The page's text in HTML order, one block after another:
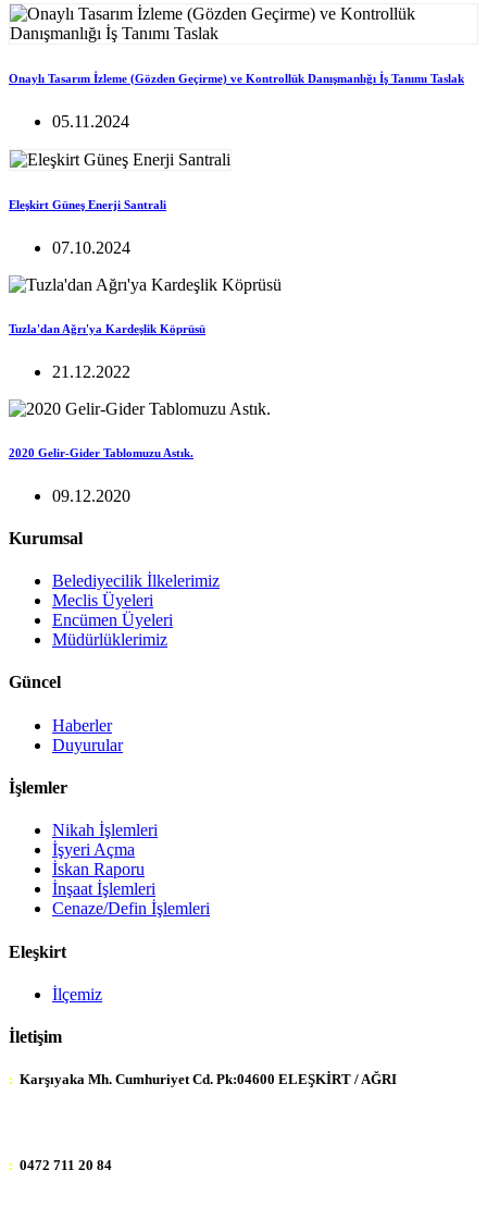
Onaylı Tasarım İzleme (Gözden Geçirme) ve Kontrollük Danışmanlığı İş Tanımı Taslak
05.11.2024
Eleşkirt Güneş Enerji Santrali
07.10.2024
Tuzla'dan Ağrı'ya Kardeşlik Köprüsü
21.12.2022
2020 Gelir-Gider Tablomuzu Astık.
09.12.2020
Kurumsal
Belediyecilik İlkelerimiz
Meclis Üyeleri
Encümen Üyeleri
Müdürlüklerimiz
Güncel
Haberler
Duyurular
İşlemler
Nikah İşlemleri
İşyeri Açma
İskan Raporu
İnşaat İşlemleri
Cenaze/Defin İşlemleri
Eleşkirt
İlçemiz
İletişim
: Karşıyaka Mh. Cumhuriyet Cd. Pk:04600 ELEŞKİRT / AĞRI
: 0472 711 20 84